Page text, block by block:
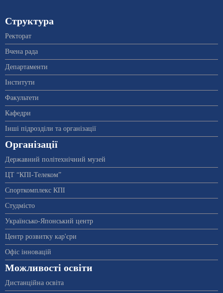
Структура
Ректорат
Вчена рада
Департаменти
Інститути
Факультети
Кафедри
Інші підрозділи та організації
Організації
Державний політехнічний музей
ЦТ “КПІ-Телеком”
Спорткомплекс КПІ
Студмісто
Українсько-Японський центр
Центр розвитку кар'єри
Офіс інновацій
Можливості освіти
Дистанційна освіта